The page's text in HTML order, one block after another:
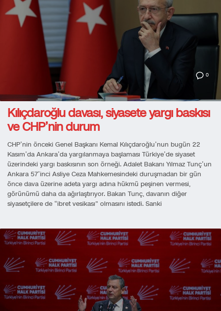
0
Kılıçdaroğlu davası, siyasete yargı baskısı
ve CHP’nin durum
CHP’nin önceki Genel Başkanı Kemal Kılıçdaroğlu’nun bugün 22
Kasım’da Ankara’da yargılanmaya başlaması Türkiye’de siyaset
üzerindeki yargı baskısının son örneği. Adalet Bakanı Yılmaz Tunç’un
Ankara 57’inci Asliye Ceza Mahkemesindeki duruşmadan bir gün
önce dava üzerine adeta yargı adına hükmü peşinen vermesi,
görünümü daha da ağırlaştırıyor. Bakan Tunç, davanın diğer
siyasetçilere de “ibret vesikası” olmasını istedi. Sanki